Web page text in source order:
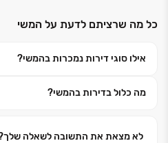
ומבצעת כ- 6,500
והצלחה הן אבני הדרך שעליהן
ופועלת מתוך אמונה פנימית
כל מה שרציתם לדעת על המשי
אילו סוגי דירות נמכרות בהמשי?
מה כלול בדירות בהמשי?
לא מצאת את התשובה לשאלה